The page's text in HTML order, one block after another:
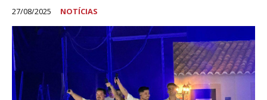
27/08/2025 NOTÍCIAS